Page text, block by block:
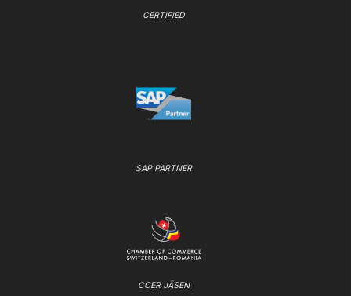
CERTIFIED
SAP PARTNER
CCER JÄSEN